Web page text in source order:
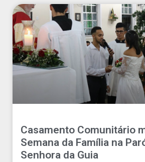
Casamento Comunitário
Semana da Família na
Senhora da Guia